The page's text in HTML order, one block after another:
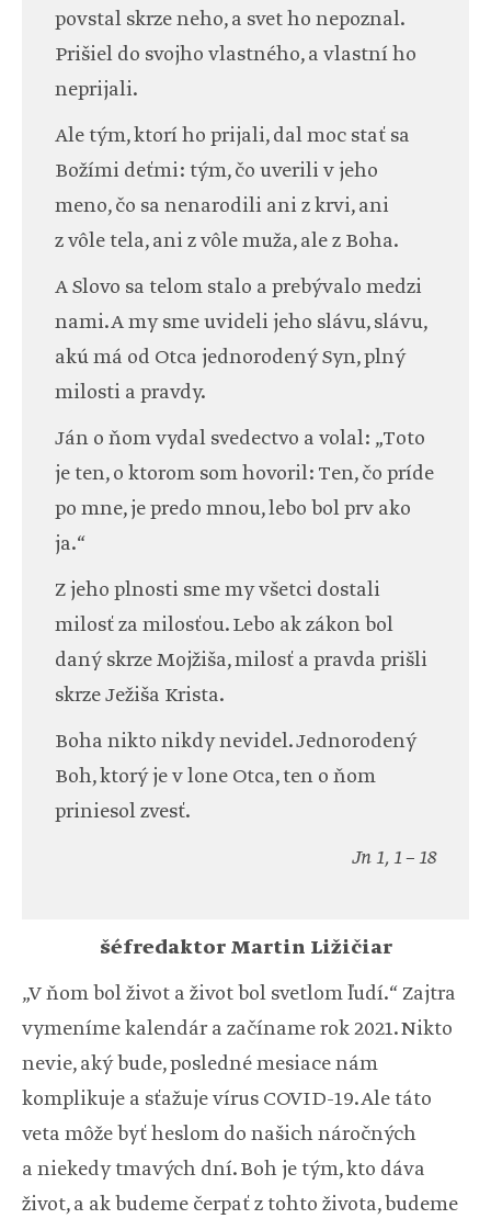
povstal skrze neho, a svet ho nepoznal.
Prišiel do svojho vlastného, a vlastní ho
neprijali.
Ale tým, ktorí ho prijali, dal moc stať sa
Božími deťmi: tým, čo uverili v jeho
meno, čo sa nenarodili ani z krvi, ani
z vôle tela, ani z vôle muža, ale z Boha.
A Slovo sa telom stalo a prebývalo medzi
nami. A my sme uvideli jeho slávu, slávu,
akú má od Otca jednorodený Syn, plný
milosti a pravdy.
Ján o ňom vydal svedectvo a volal: „Toto
je ten, o ktorom som hovoril: Ten, čo príde
po mne, je predo mnou, lebo bol prv ako
ja.“
Z jeho plnosti sme my všetci dostali
milosť za milosťou. Lebo ak zákon bol
daný skrze Mojžiša, milosť a pravda prišli
skrze Ježiša Krista.
Boha nikto nikdy nevidel. Jednorodený
Boh, ktorý je v lone Otca, ten o ňom
priniesol zvesť.
Jn 1, 1 – 18
šéfredaktor Martin Ližičiar
„V ňom bol život a život bol svetlom ľudí.“ Zajtra
vymeníme kalendár a začíname rok 2021. Nikto
nevie, aký bude, posledné mesiace nám
komplikuje a sťažuje vírus COVID-19. Ale táto
veta môže byť heslom do našich náročných
a niekedy tmavých dní. Boh je tým, kto dáva
život, a ak budeme čerpať z tohto života, budeme